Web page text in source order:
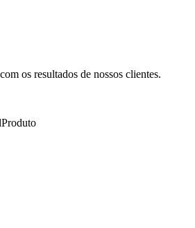
os resultados de nossos clientes.
Produto